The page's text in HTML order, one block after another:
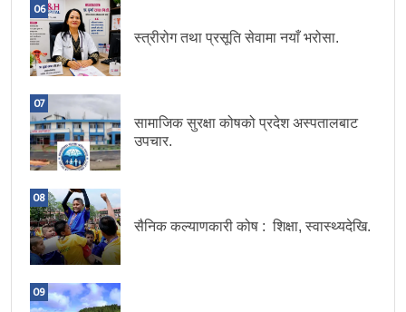
06
स्त्रीरोग तथा प्रसूति सेवामा नयाँ भरोसा.
07
सामाजिक सुरक्षा कोषको प्रदेश अस्पतालबाट
उपचार.
08
सैनिक कल्याणकारी कोष : शिक्षा, स्वास्थ्यदेखि.
09